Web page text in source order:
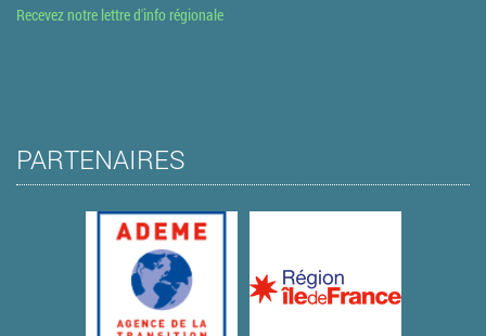
Recevez notre lettre d'info régionale
PARTENAIRES